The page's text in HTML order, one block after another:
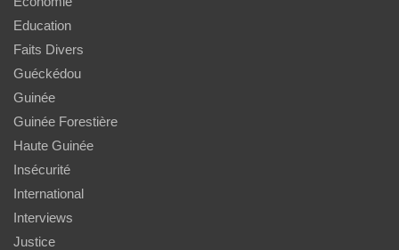
Education
Faits Divers
Guéckédou
Guinée
Guinée Forestière
Haute Guinée
Insécurité
International
Interviews
Justice